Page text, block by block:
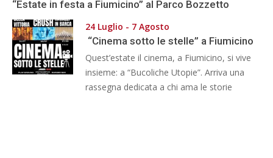
“Estate in festa a Fiumicino” al Parco Bozzetto
24 Luglio - 7 Agosto
“Cinema sotto le stelle” a Fiumicino
Quest’estate il cinema, a Fiumicino, si vive
insieme: a “Bucoliche Utopie”. Arriva una
rassegna dedicata a chi ama le storie